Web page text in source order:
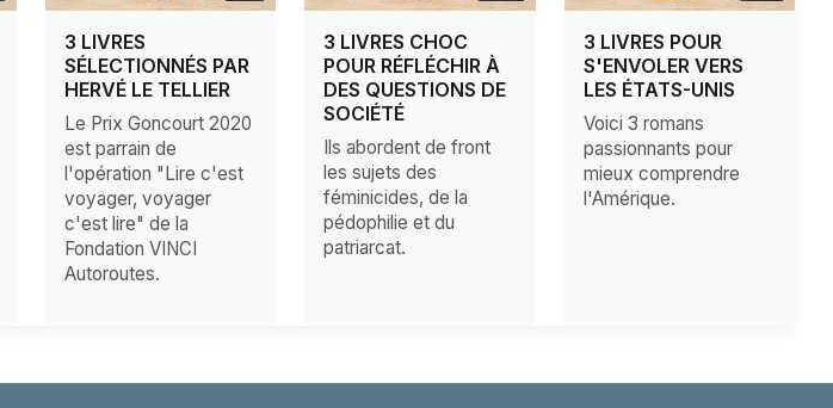
3 LIVRES
SÉLECTIONNÉS PAR
HERVÉ LE TELLIER
Le Prix Goncourt 2020
est parrain de
l'opération "Lire c'est
voyager, voyager
c'est lire" de la
Fondation VINCI
Autoroutes.
3 LIVRES CHOC
POUR RÉFLÉCHIR À
DES QUESTIONS DE
SOCIÉTÉ
Ils abordent de front
les sujets des
féminicides, de la
pédophilie et du
patriarcat.
3 LIVRES POUR
S'ENVOLER VERS
LES ÉTATS-UNIS
Voici 3 romans
passionnants pour
mieux comprendre
l'Amérique.